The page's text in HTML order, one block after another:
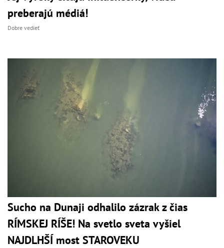
preberajú médiá!
Dobre vedieť
Sucho na Dunaji odhalilo zázrak z čias
RÍMSKEJ RÍŠE! Na svetlo sveta vyšiel
NAJDLHŠÍ most STAROVEKU